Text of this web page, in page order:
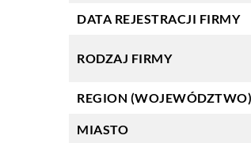
DATA REJESTRACJI FIRMY
RODZAJ FIRMY
REGION (WOJEWÓDZTWO)
MIASTO